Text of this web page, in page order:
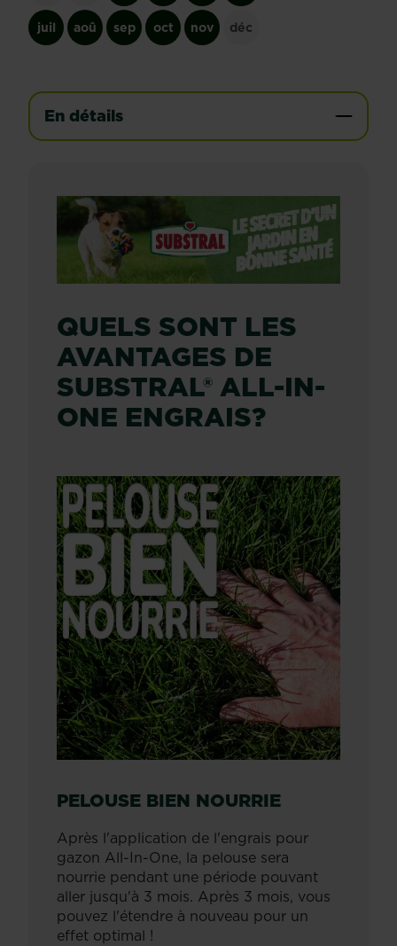
juil aoû sep oct nov déc
En détails
QUELS SONT LES
AVANTAGES DE
SUBSTRAL® ALL-IN-
ONE ENGRAIS?
PELOUSE BIEN NOURRIE
Après l'application de l'engrais pour
gazon All-In-One, la pelouse sera
nourrie pendant une période pouvant
aller jusqu'à 3 mois. Après 3 mois, vous
pouvez l'étendre à nouveau pour un
effet optimal !